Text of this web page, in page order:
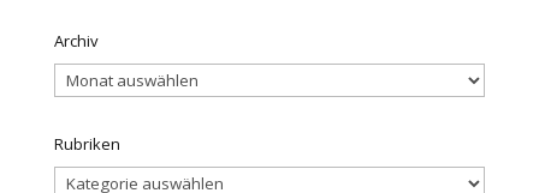
Archiv
Archiv
Rubriken
Rubriken